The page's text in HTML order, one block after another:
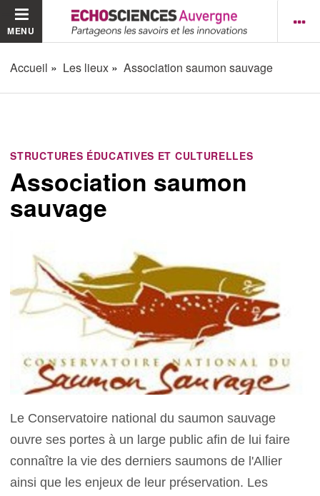
MENU
Accueil Les lieux Association saumon sauvage
STRUCTURES ÉDUCATIVES ET CULTURELLES
Association saumon
sauvage
Le Conservatoire national du saumon sauvage
ouvre ses portes à un large public afin de lui faire
connaître la vie des derniers saumons de l'Allier
ainsi que les enjeux de leur préservation. Les